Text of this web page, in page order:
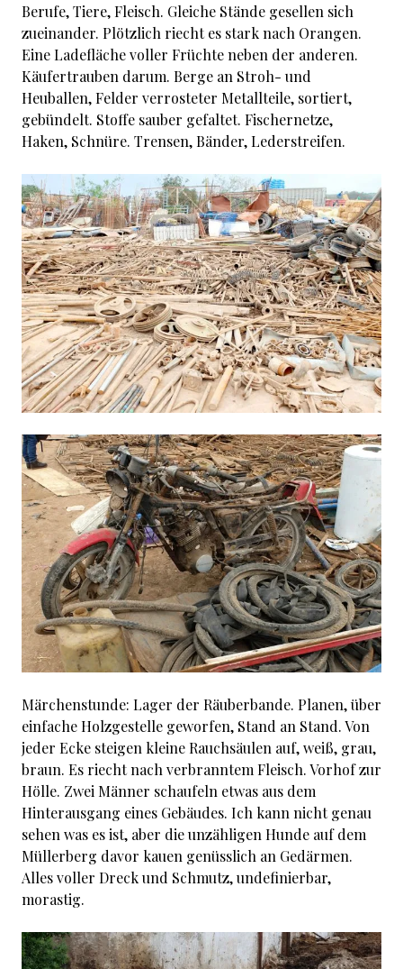
Berufe, Tiere, Fleisch. Gleiche Stände gesellen sich
zueinander. Plötzlich riecht es stark nach Orangen.
Eine Ladefläche voller Früchte neben der anderen.
Käufertrauben darum. Berge an Stroh- und
Heuballen, Felder verrosteter Metallteile, sortiert,
gebündelt. Stoffe sauber gefaltet. Fischernetze,
Haken, Schnüre. Trensen, Bänder, Lederstreifen.
Märchenstunde: Lager der Räuberbande. Planen, über
einfache Holzgestelle geworfen, Stand an Stand. Von
jeder Ecke steigen kleine Rauchsäulen auf, weiß, grau,
braun. Es riecht nach verbranntem Fleisch. Vorhof zur
Hölle. Zwei Männer schaufeln etwas aus dem
Hinterausgang eines Gebäudes. Ich kann nicht genau
sehen was es ist, aber die unzähligen Hunde auf dem
Müllerberg davor kauen genüsslich an Gedärmen.
Alles voller Dreck und Schmutz, undefinierbar,
morastig.